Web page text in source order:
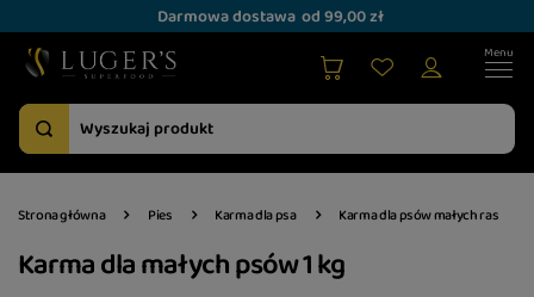
Darmowa dostawa od 99,00 zł
Strona główna Pies Karma dla psa Karma dla psów małych ras
Karma dla małych psów 1 kg